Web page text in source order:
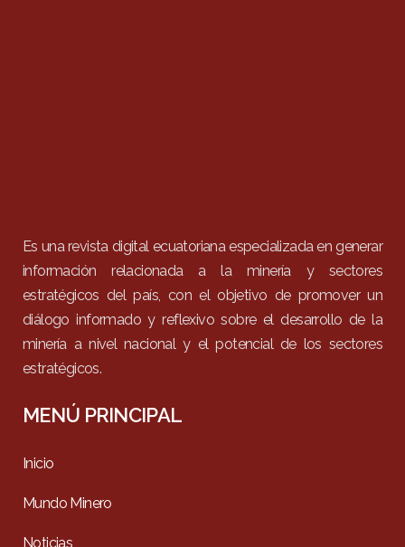
Es una revista digital ecuatoriana especializada en generar
información relacionada a la minería y sectores
estratégicos del país, con el objetivo de promover un
diálogo informado y reflexivo sobre el desarrollo de la
minería a nivel nacional y el potencial de los sectores
estratégicos.
MENÚ PRINCIPAL
Inicio
Mundo Minero
Noticias